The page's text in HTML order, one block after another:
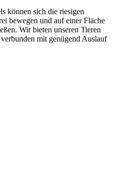
können sich die riesigen
bewegen und auf einer Fläche
Wir bieten unseren Tieren
mit genügend Auslauf